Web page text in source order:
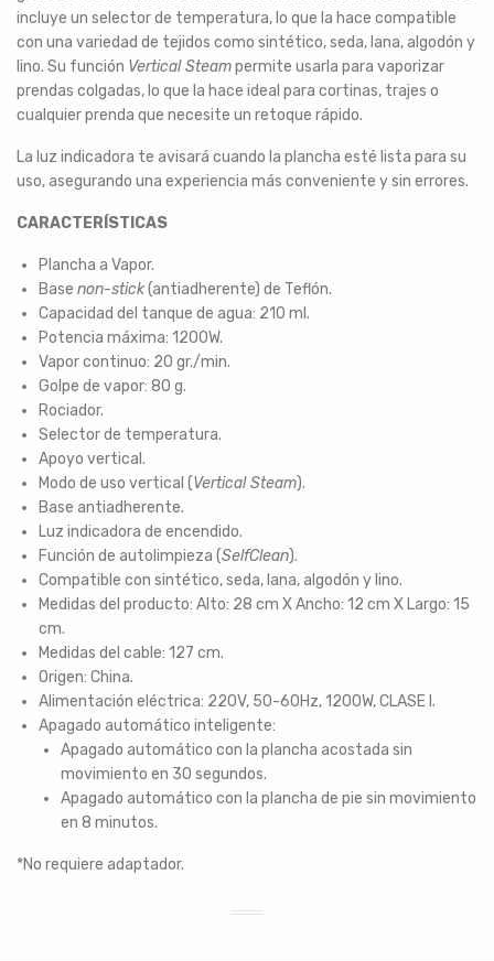
incluye un selector de temperatura, lo que la hace compatible
con una variedad de tejidos como sintético, seda, lana, algodón y
lino. Su función Vertical Steampermite usarla para vaporizar
prendas colgadas, lo que la hace ideal para cortinas, trajes o
cualquier prenda que necesite un retoque rápido.
La luz indicadora te avisará cuando la plancha esté lista para su
uso, asegurando una experiencia más conveniente y sin errores.
CARACTERÍSTICAS
Plancha a Vapor.
Base non-stick(antiadherente) de Teflón.
Capacidad del tanque de agua: 210 ml.
Potencia máxima: 1200W.
Vapor continuo: 20 gr./min.
Golpe de vapor: 80 g.
Rociador.
Selector de temperatura.
Apoyo vertical.
Modo de uso vertical (Vertical Steam).
Base antiadherente.
Luz indicadora de encendido.
Función de autolimpieza (SelfClean).
Compatible con sintético, seda, lana, algodón y lino.
Medidas del producto: Alto: 28 cm X Ancho: 12 cm X Largo: 15
cm.
Medidas del cable: 127 cm.
Origen: China.
Alimentación eléctrica: 220V, 50-60Hz, 1200W, CLASE I.
Apagado automático inteligente:
Apagado automático con la plancha acostada sin
movimiento en 30 segundos.
Apagado automático con la plancha de pie sin movimiento
en 8 minutos.
*No requiere adaptador.